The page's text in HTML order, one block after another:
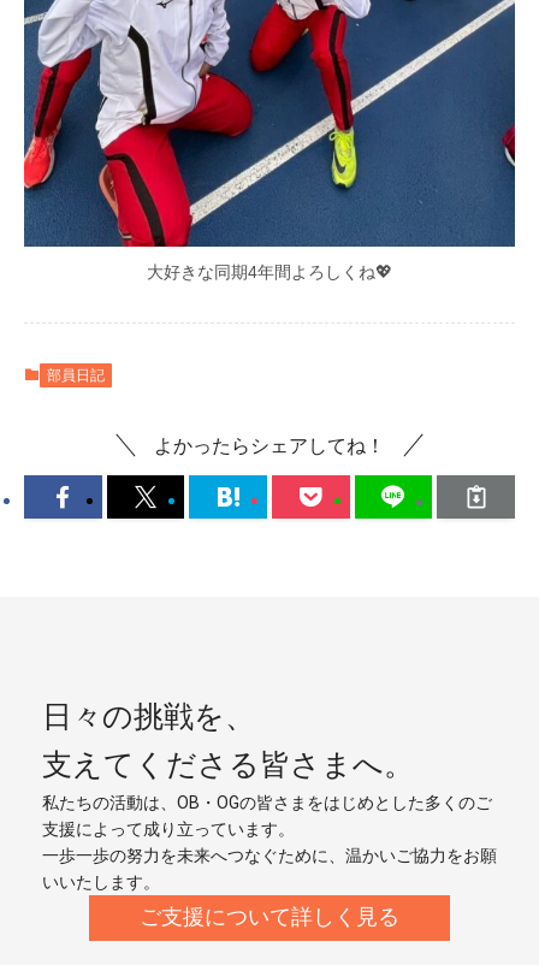
大好きな同期4年間よろしくね💖
部員日記
よかったらシェアしてね！
日々の挑戦を、
支えてくださる皆さまへ。
私たちの活動は、OB・OGの皆さまをはじめとした多くのご
支援によって成り立っています。
一歩一歩の努力を未来へつなぐために、温かいご協力をお願
いいたします。
ご支援について詳しく見る